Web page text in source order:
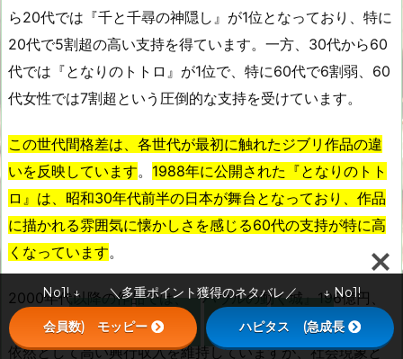
ら20代では『千と千尋の神隠し』が1位となっており、特に
20代で5割超の高い支持を得ています。一方、30代から60
代では『となりのトトロ』が1位で、特に60代で6割弱、60
代女性では7割超という圧倒的な支持を受けています。
この世代間格差は、各世代が最初に触れたジブリ作品の違
いを反映しています。 1988年に公開された『となりのトト
ロ』は、昭和30年代前半の日本が舞台となっており、作品
に描かれる雰囲気に懐かしさを感じる60代の支持が特に高
くなっています。
2000年代以降の作品では、『ハウルの動く城』196億円、
『崖の上のポニョ』155億円、『風立ちぬ』120.2億円と、
依然として高い興行収入を維持していますが、社会現象と
ホーム メニュー SNS 上へ
No1! ↓ ＼多重ポイント獲得のネタバレ／ ↓ No1!
会員数) モッピー ハピタス (急成長